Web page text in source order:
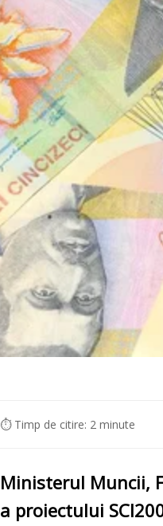
⏱ Timp de citire: 2 minute
Ministerul Muncii,
a proiectului